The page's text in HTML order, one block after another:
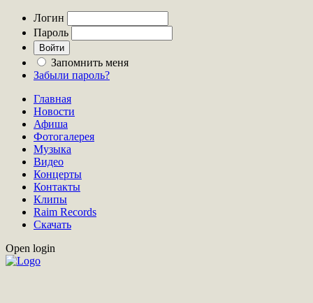
Логин
Пароль
Запомнить меня
Забыли пароль?
Главная
Новости
Афиша
Фотогалерея
Музыка
Видео
Концерты
Контакты
Клипы
Raim Records
Скачать
Open login